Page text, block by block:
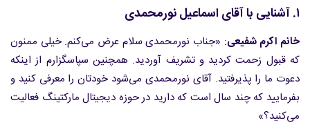
۱. آشنایی با آقای اسماعیل نورمحمدی
خانم اکرم شفیعی: «جناب نورمحمدی سلام عرض می‌کنم. خیلی ممنون
که قبول زحمت کردید و تشریف آوردید. همچنین سپاسگزارم از اینکه
دعوت ما را پذیرفتید. آقای نورمحمدی می‌شود خودتان را معرفی کنید و
بفرمایید که چند سال است که دارید در حوزه دیجیتال مارکتینگ فعالیت
می‌کنید؟»